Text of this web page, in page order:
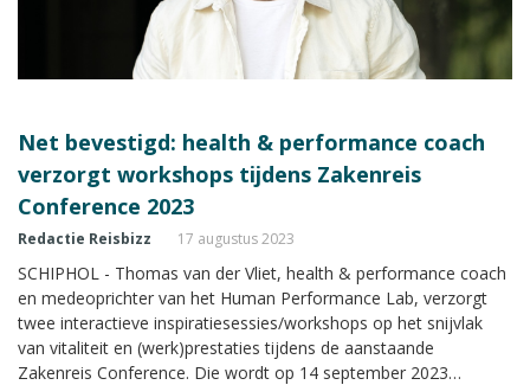
Net bevestigd: health & performance coach
verzorgt workshops tijdens Zakenreis
Conference 2023
Redactie Reisbizz 17 augustus 2023
SCHIPHOL - Thomas van der Vliet, health & performance coach
en medeoprichter van het Human Performance Lab, verzorgt
twee interactieve inspiratiesessies/workshops op het snijvlak
van vitaliteit en (werk)prestaties tijdens de aanstaande
Zakenreis Conference. Die wordt op 14 september 2023